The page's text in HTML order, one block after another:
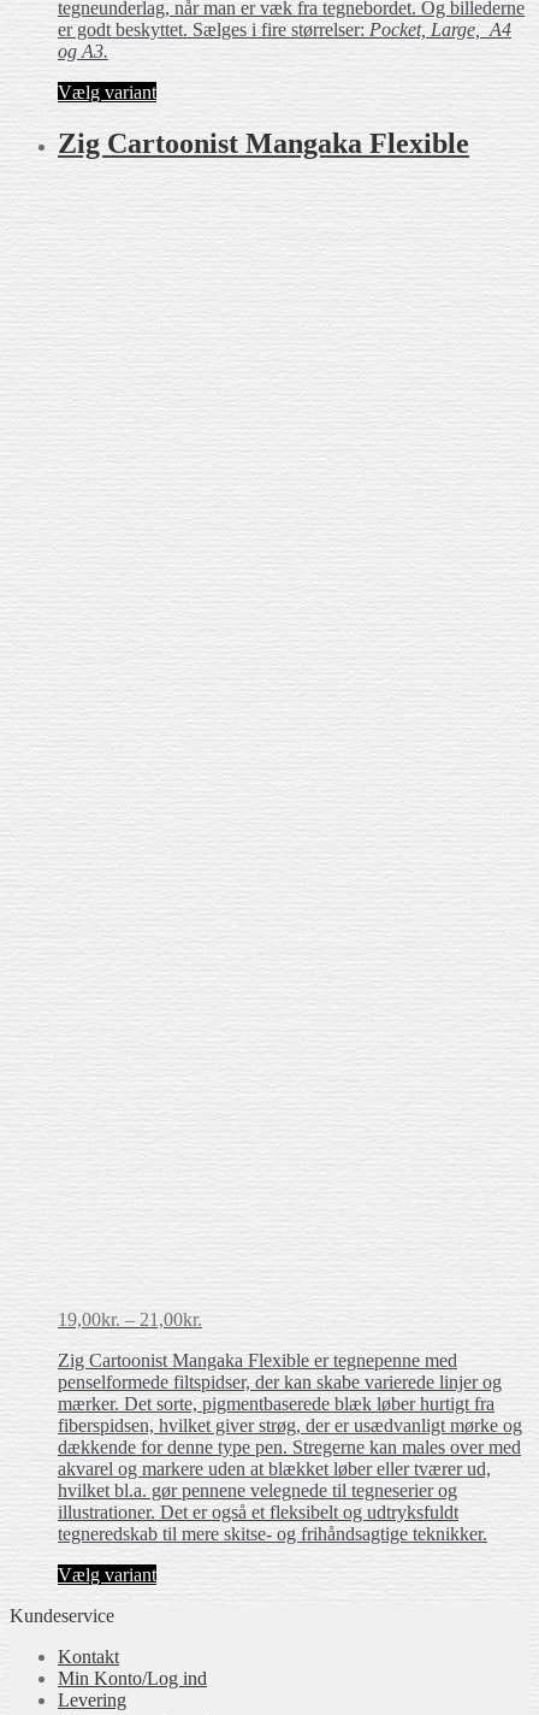
tegneunderlag, når man er væk fra tegnebordet. Og billederne
er godt beskyttet. Sælges i fire størrelser: Pocket, Large, A4
og A3.
Vælg variantDette
har
flere
varianter.
Zig Car­toonist Mangaka Flexible
19,00kr. – 21,00kr.
til
21,00kr.
Zig Cartoonist Mangaka Flexible er tegnepenne med
penselformede filtspidser, der kan skabe varierede linjer og
mærker. Det sorte, pigmentbaserede blæk løber hurtigt fra
fiberspidsen, hvilket giver strøg, der er usædvanligt mørke og
dækkende for denne type pen. Stregerne kan males over med
akvarel og markere uden at blækket løber eller tværer ud,
hvilket bl.a. gør pennene velegnede til tegneserier og
illustrationer. Det er også et fleksibelt og udtryksfuldt
tegneredskab til mere skitse- og frihåndsagtige teknikker.
Vælg variantDette
vare
Mulighederne
Kundeservice
Kontakt
Min Konto/Log ind
Levering